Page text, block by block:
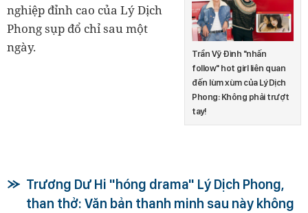
Trần Vỹ Đình "nhấn
follow" hot girl liên quan
đến lùm xùm của Lý Dịch
Phong: Không phải trượt
tay!
nghiệp đỉnh cao của Lý Dịch
Phong sụp đổ chỉ sau một
ngày.
Trương Dư Hi "hóng drama" Lý Dịch Phong,
than thở: Văn bản thanh minh sau này không